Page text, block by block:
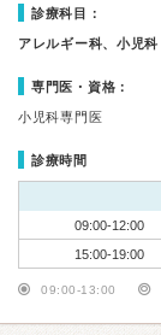
診療科目：
アレルギー科、小児科
専門医・資格：
小児科専門医
診療時間
09:00-12:00
15:00-19:00
09:00-13:00